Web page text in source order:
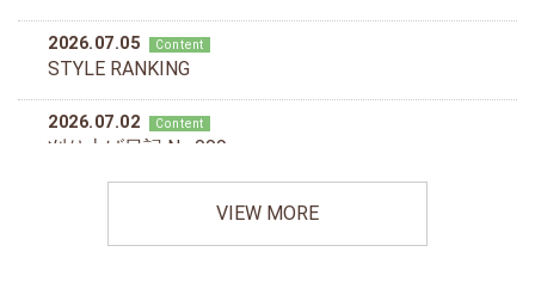
VIEW MORE